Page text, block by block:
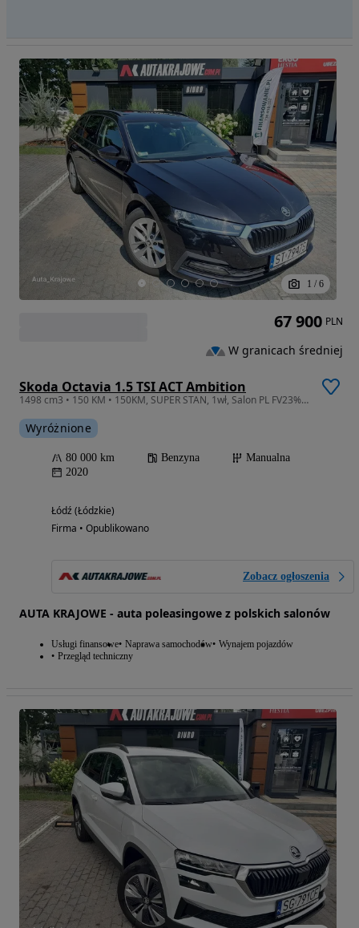
1 / 6
Skoda Octavia 1.5 TSI ACT Ambition
1498 cm3 • 150 KM • 150KM, SUPER STAN, 1wł, Salon PL FV23% ST7947S
Wyróżnione
80 000 km Benzyna
Manualna
2020
Łódź (Łódzkie)
Firma • Opublikowano
Zobacz ogłoszenia
AUTA KRAJOWE - auta poleasingowe z polskich salonów
Usługi finansowe Naprawa samochodów Wynajem pojazdów
Przegląd techniczny
67 900 PLN
W granicach średniej